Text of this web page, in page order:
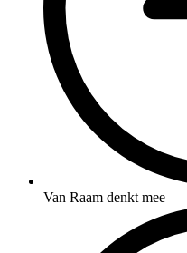
Van Raam denkt mee